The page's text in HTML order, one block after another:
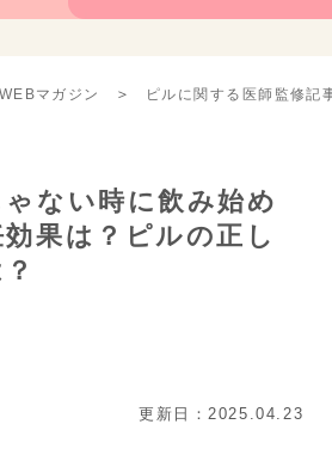
マガジン ピルに関する医師監修記
ない時に飲み始め
果は？ピルの正し
更新日：2025.04.23